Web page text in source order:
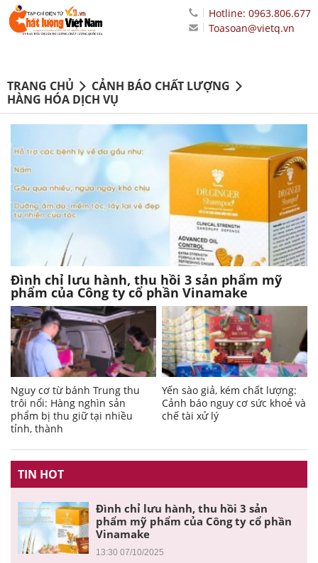
Hotline: 0963.806.677
Toasoan@vietq.vn
TRANG CHỦ
CẢNH BÁO CHẤT LƯỢNG
HÀNG HÓA DỊCH VỤ
Đình chỉ lưu hành, thu hồi 3 sản phẩm mỹ
phẩm của Công ty cổ phần Vinamake
Nguy cơ từ bánh Trung thu
trôi nổi: Hàng nghìn sản
phẩm bị thu giữ tại nhiều
tỉnh, thành
Yến sào giả, kém chất lượng:
Cảnh báo nguy cơ sức khoẻ và
chế tài xử lý
TIN HOT
Đình chỉ lưu hành, thu hồi 3 sản
phẩm mỹ phẩm của Công ty cổ phần
Vinamake
13:30 07/10/2025